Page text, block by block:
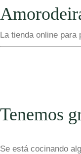
La tienda online para
Tenemos
Se está cocinando